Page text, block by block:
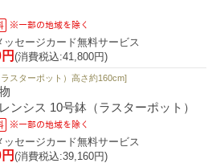
ッセージカード無料サービス
(消費税込:41,800円)
スターポット）高さ約160cm]
ンシス 10号鉢（ラスターポット）
ッセージカード無料サービス
(消費税込:39,160円)